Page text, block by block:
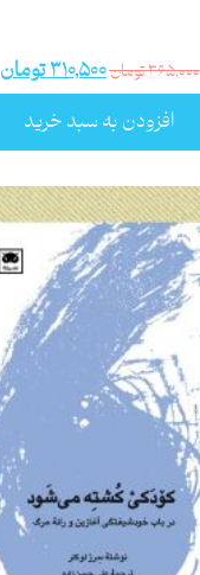
۳۶۵,۰۰۰تومان۳۱۰,۵۰۰تومان
افزودن به سبد خرید